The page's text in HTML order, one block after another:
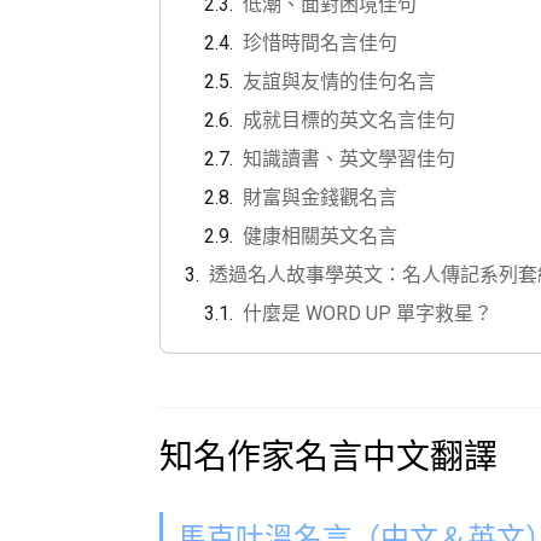
珍惜時間名言佳句
友誼與友情的佳句名言
成就目標的英文名言佳句
知識讀書、英文學習佳句
財富與金錢觀名言
健康相關英文名言
透過名人故事學英文：名人傳記系列
什麼是 WORD UP 單字救星？
知名作家名言中文翻譯